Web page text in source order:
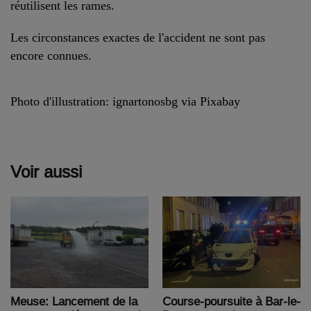
réutilisent les rames.
Les circonstances exactes de l'accident ne sont pas
encore connues.
Photo d'illustration: ignartonosbg via Pixabay
Voir aussi
Meuse: Lancement de la
Course-poursuite à Bar-le-